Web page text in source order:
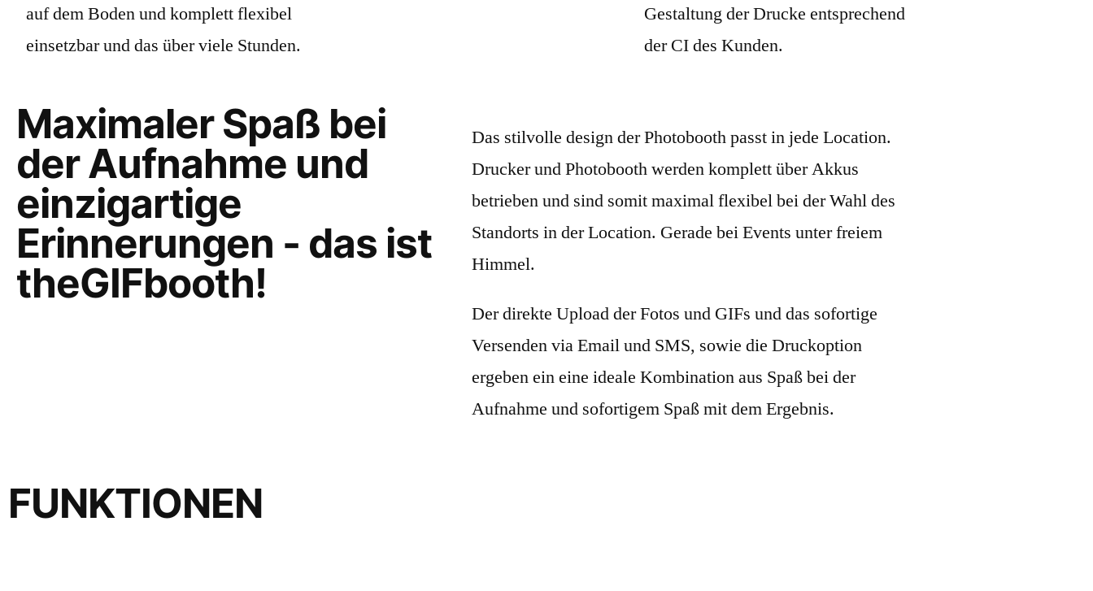
auf dem Boden und komplett flexibel
einsetzbar und das über viele Stunden.
Gestaltung der Drucke entsprechend
der CI des Kunden.
Maximaler Spaß bei
der Aufnahme und
einzigartige
Erinnerungen - das ist
theGIFbooth!
Das stilvolle design der Photobooth passt in jede Location.
Drucker und Photobooth werden komplett über Akkus
betrieben und sind somit maximal flexibel bei der Wahl des
Standorts in der Location. Gerade bei Events unter freiem
Himmel.
Der direkte Upload der Fotos und GIFs und das sofortige
Versenden via Email und SMS, sowie die Druckoption
ergeben ein eine ideale Kombination aus Spaß bei der
Aufnahme und sofortigem Spaß mit dem Ergebnis.
FUNKTIONEN